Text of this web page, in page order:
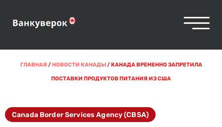
ГЛАВНАЯ /НОВОСТИ КАНАДЫ/КАНАДА ВРЕМЕННО ЗАПРЕТИЛА
ПОСТАВКИ ПРОДУКТОВ ПИТАНИЯ ИЗ США
Canada Border Services Agency (CBSA)